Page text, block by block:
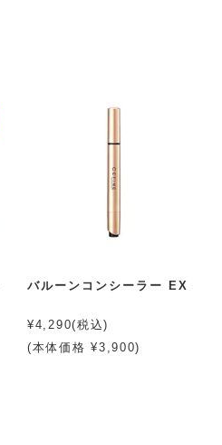
バルーンコンシーラー EX
¥4,290(税込)
(本体価格 ¥3,900)